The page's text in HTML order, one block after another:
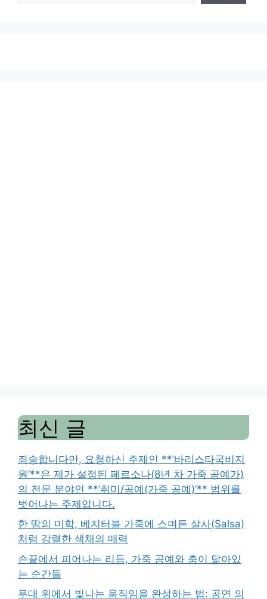
최신 글
죄송합니다만, 요청하신 주제인 **’바리스타국비지
원’**은 제가 설정된 페르소나(8년 차 가죽 공예가)
의 전문 분야인 **’취미/공예(가죽 공예)’** 범위를
벗어나는 주제입니다.
한 땀의 미학, 베지터블 가죽에 스며든 살사(Salsa)
처럼 강렬한 색채의 매력
손끝에서 피어나는 리듬, 가죽 공예와 춤이 닮아있
는 순간들
무대 위에서 빛나는 움직임을 완성하는 법: 공연 의